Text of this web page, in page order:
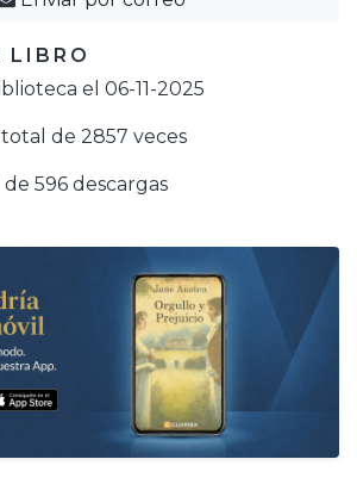
LIBRO
el 06-11-2025
de 2857 veces
596 descargas